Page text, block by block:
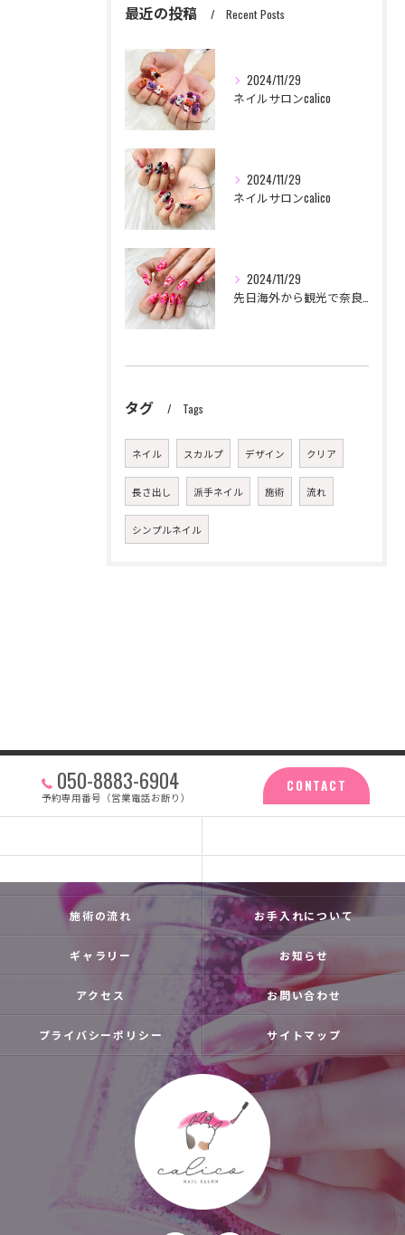
最近の投稿 Recent Posts
2024/11/29
ネイルサロンcalico
2024/11/29
ネイルサロンcalico
2024/11/29
タグ Tags
ネイル スカルプ デザイン クリア
長さ出し 派手ネイル 施術 流れ
シンプルネイル
050-8883-6904
予約専用番号（営業電話お断り）
CONTACT
施術の流れ お手入れについて
ギャラリー お知らせ
アクセス お問い合わせ
プライバシーポリシー サイトマップ